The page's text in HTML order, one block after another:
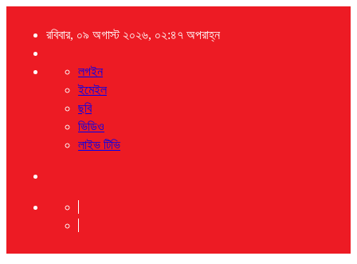
রবিবার, ০৯ অগাস্ট ২০২৬, ০২:৪৭ অপরাহ্ন
লগইন
ইমেইল
ছবি
ভিডিও
লাইভ টিভি